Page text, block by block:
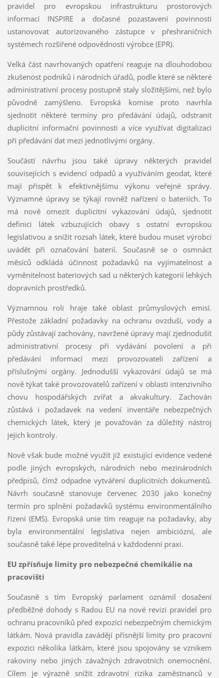
pravidel pro evropskou infrastrukturu prostorových
informací INSPIRE a dočasné pozastavení povinnosti
ustanovovat autorizovaného zástupce v přeshraničních
systémech rozšířené odpovědnosti výrobce (EPR).
Velká část navrhovaných opatření reaguje na dlouhodobou
zkušenost podniků i národních úřadů, podle které se některé
administrativní procesy postupně staly složitějšími, než bylo
původně zamýšleno. Evropská komise proto navrhla
sjednotit některé termíny pro předávání údajů, odstranit
duplicitní informační povinnosti a více využívat digitalizaci
při předávání dat mezi jednotlivými orgány.
Součástí návrhu jsou také úpravy některých pravidel
souvisejících s evidencí odpadů a využíváním geodat, které
mají přispět k efektivnějšímu výkonu veřejné správy.
Významné úpravy se týkají rovněž nařízení o bateriích. To
má nově omezit duplicitní vykazování údajů, sjednotit
definici látek vzbuzujících obavy s ostatní evropskou
legislativou a snížit rozsah látek, které budou muset výrobci
uvádět při označování baterií. Současně se o osmnáct
měsíců odkládá účinnost požadavků na vyjímatelnost a
vyměnitelnost bateriových sad u některých kategorií lehkých
dopravních prostředků.
Významnou roli hraje také oblast průmyslových emisí.
Přestože základní požadavky na ochranu ovzduší, vody a
půdy zůstávají zachovány, navržené úpravy mají zjednodušit
administrativní procesy při vydávání povolení a při
předávání informací mezi provozovateli zařízení a
příslušnými orgány. Jednodušší vykazování údajů se má
nově týkat také provozovatelů zařízení v oblasti intenzivního
chovu hospodářských zvířat a akvakultury. Zachován
zůstává i požadavek na vedení inventáře nebezpečných
chemických látek, který je považován za důležitý nástroj
jejich kontroly.
Nově však bude možné využít již existující evidence vedené
podle jiných evropských, národních nebo mezinárodních
předpisů, čímž odpadne vytváření duplicitních dokumentů.
Návrh současně stanovuje červenec 2030 jako konečný
termín pro splnění požadavků systému environmentálního
řízení (EMS). Evropská unie tím reaguje na požadavky, aby
byla environmentální legislativa nejen ambiciózní, ale
současně také lépe proveditelná v každodenní praxi.
EU zpřísňuje limity pro nebezpečné chemikálie na
pracovišti
Současně s tím Evropský parlament oznámil dosažení
předběžné dohody s Radou EU na nové revizi pravidel pro
ochranu pracovníků před expozicí nebezpečným chemickým
látkám. Nová pravidla zavádějí přísnější limity pro pracovní
expozici několika látkám, které jsou spojovány se vznikem
rakoviny nebo jiných závažných zdravotních onemocnění.
Cílem je výrazně snížit zdravotní rizika zaměstnanců v